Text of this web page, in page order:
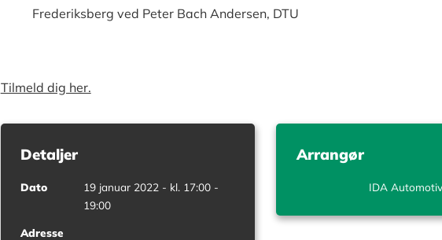
Frederiksberg ved Peter Bach Andersen, DTU
Tilmeld dig her.
Detaljer
Dato
19 januar 2022 - kl. 17:00 -
19:00
Adresse
Arrangør
IDA